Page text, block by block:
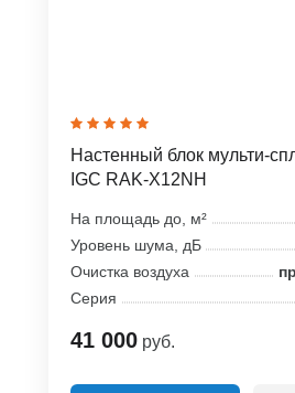
Настенный блок мульти-
IGC RAK-X12NH
На площадь до, м²
Уровень шума, дБ
Очистка воздуха
Серия
41 000 руб.